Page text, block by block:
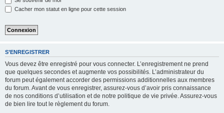
Cacher mon statut en ligne pour cette session
S’ENREGISTRER
Vous devez être enregistré pour vous connecter. L’enregistrement ne prend
que quelques secondes et augmente vos possibilités. L’administrateur du
forum peut également accorder des permissions additionnelles aux membres
du forum. Avant de vous enregistrer, assurez-vous d’avoir pris connaissance
de nos conditions d’utilisation et de notre politique de vie privée. Assurez-vous
de bien lire tout le règlement du forum.